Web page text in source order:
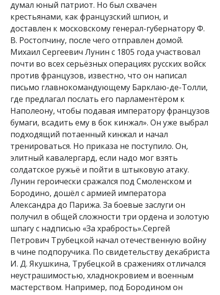
думал юный патриот. Но был схвачен
крестьянами, как французский шпион, и
доставлен к московскому генерал-губернатору Ф.
В. Ростопчину, после чего отправлен домой.
Михаил Сергеевич Лунин с 1805 года участвовал
почти во всех серьёзных операциях русских войск
против французов, известно, что он написал
письмо главнокомандующему Барклаю-де-Толли,
где предлагал послать его парламентёром к
Наполеону, чтобы подавая императору французов
бумаги, всадить ему в бок кинжал». Он уже выбрал
подходящий потаенный кинжал и начал
тренироваться. Но приказа не поступило. Он,
элитный кавалергард, если надо мог взять
солдатское ружьё и пойти в штыковую атаку.
Лунин героически сражался под Смоленском и
Бородино, дошёл с армией императора
Александра до Парижа. За боевые заслуги он
получил в общей сложности три ордена и золотую
шпагу с надписью «За храбрость».Сергей
Петрович Трубецкой начал отечественную войну
в чине подпоручика. По свидетельству декабриста
И. Д. Якушкина, Трубецкой в сражениях отличался
неустрашимостью, хладнокровием и военным
мастерством. Например, под Бородином он